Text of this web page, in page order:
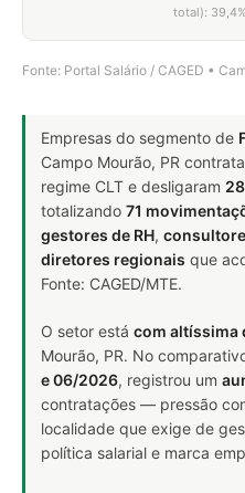
total):
Fonte: Portal Salário / CAGED •
Empresas do segmento de
Campo Mourão, PR
regime CLT e desligaram 28
totalizando 71
gestores de RH,
diretores regionais que
Fonte: CAGED/MTE.
O setor está com altíssima
Mourão, PR. No
e 06/2026, registrou um
contratações — pressão
localidade que exige de
política salarial e marca